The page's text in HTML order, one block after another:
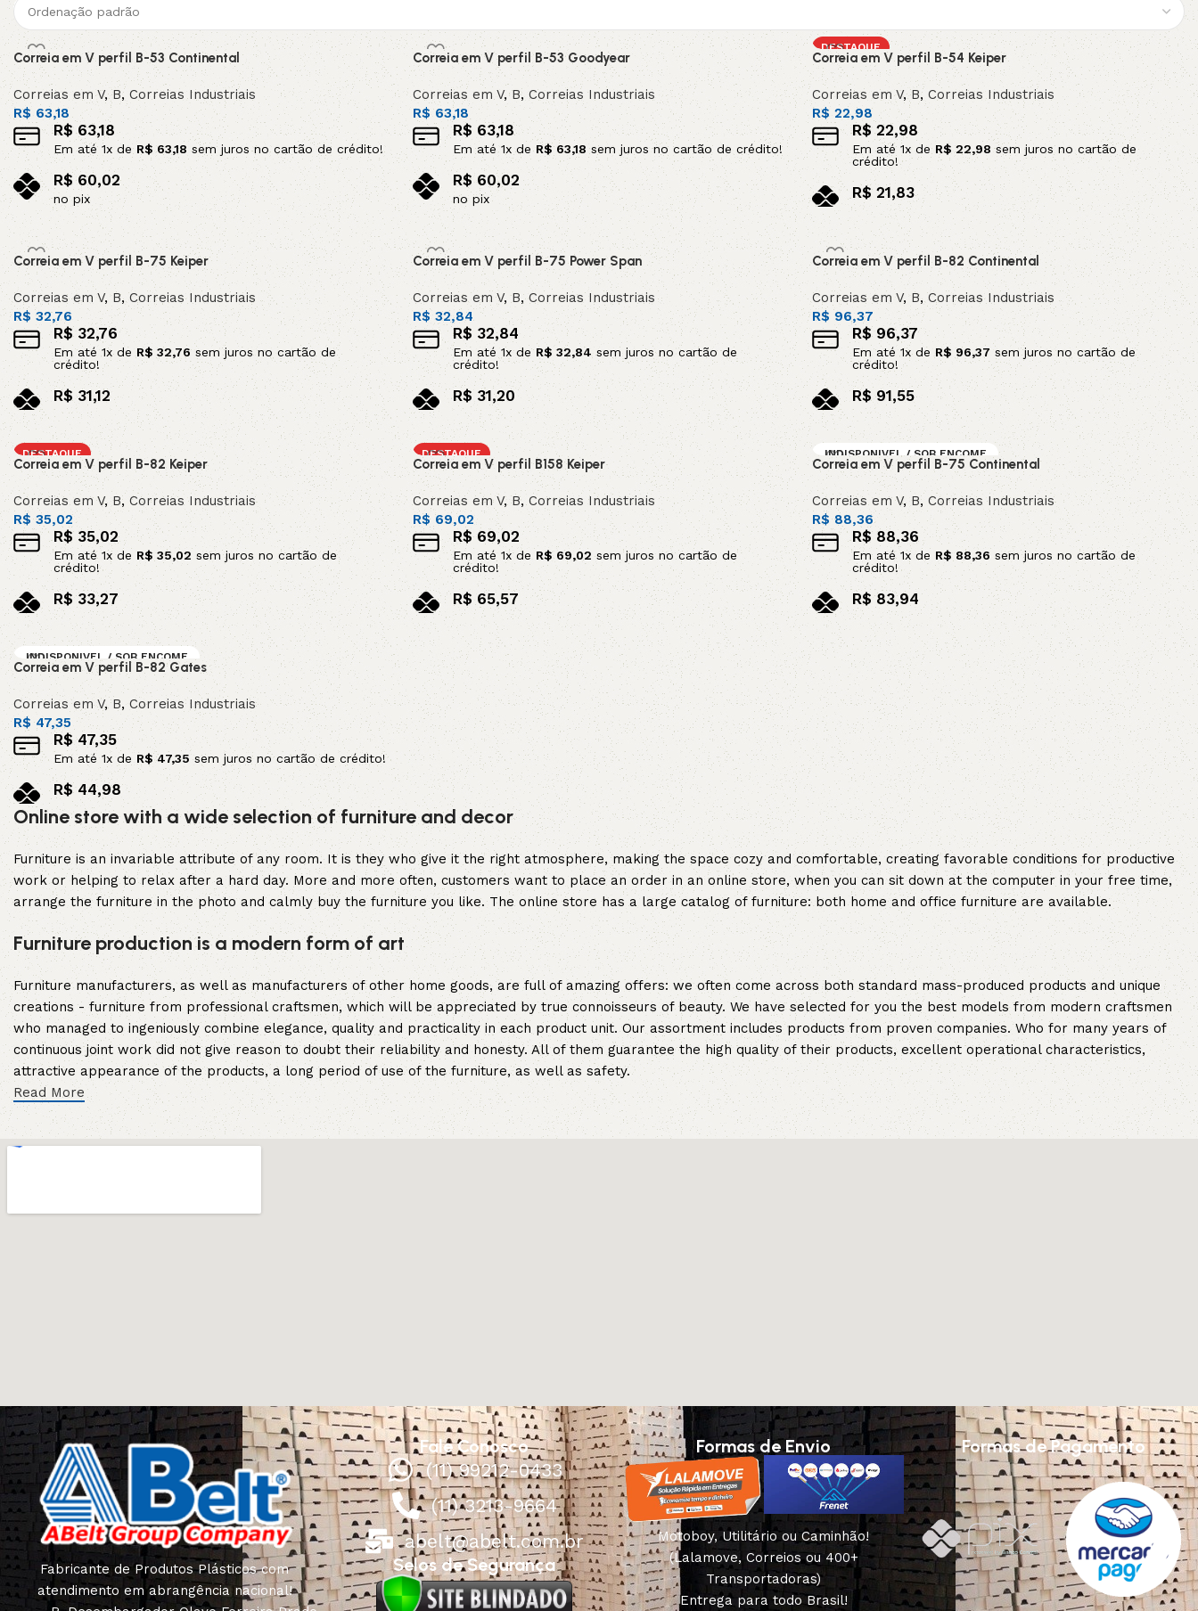
Shop Now
Correia em V perfil B-53 Continental
Correias em V,B, Correias Industriais
R$ 63,18
R$ 63,18
Em até 1x de R$ 63,18 sem juros no cartão de crédito!
R$ 60,02
no pix
Adicionar ao carrinho
Correia em V perfil B-53 Goodyear
Correias em V,B, Correias Industriais
R$ 63,18
R$ 63,18
Em até1x deR$63,18 sem juros no cartão de crédito!
R$ 60,02
no pix
Adicionar ao carrinho
DESTAQUE
Correia em V perfil B-54 Keiper
Correias em V,B, Correias Industriais
R$ 22,98
R$ 22,98
Em até 1x de R$ 22,98 sem juros no cartão de
crédito!
R$21,83
no pix
Adicionar ao carrinho
Correia em V perfil B-75 Keiper
Correias em V, B,Correias Industriais
R$ 32,76
R$32,76
Em até 1x de R$ 32,76sem juros no cartão de
crédito!
R$ 31,12
no pix
Adicionar ao carrinho
Correia em V perfil B-75 Power Span
Correias em V,B,Correias Industriais
R$ 32,84
R$ 32,84
Em até 1x deR$ 32,84 sem juros no cartão de
crédito!
R$ 31,20
no pix
Adicionar ao carrinho
Correia em V perfil B-82 Continental
Correias em V, B,Correias Industriais
R$ 96,37
R$96,37
Em até 1x de R$ 96,37 sem juros no cartão de
crédito!
R$ 91,55
no pix
Adicionar ao carrinho
DESTAQUE
Correia em V perfil B-82 Keiper
Correias em V, B, Correias Industriais
R$35,02
R$35,02
Em até 1x de R$ 35,02 sem juros no cartão de
crédito!
R$ 33,27
no pix
Adicionar ao carrinho
DESTAQUE
Correia em V perfil B158 Keiper
Correias em V,B,Correias Industriais
R$ 69,02
R$69,02
Em até 1x de R$69,02 sem juros no cartão de
crédito!
R$ 65,57
no pix
Adicionar ao carrinho
INDISPONIVEL / SOB ENCOME
NDA
Correia em V perfil B-75 Continental
Correias em V, B, Correias Industriais
R$88,36
R$88,36
Em até 1x de R$ 88,36 sem juros no cartão de
crédito!
R$ 83,94
no pix
Leia mais
INDISPONIVEL / SOB ENCOME
NDA
DESTAQUE
Correia em V perfil B-82 Gates
Correias em V,B, Correias Industriais
R$ 47,35
R$ 47,35
Em até 1x de R$47,35 sem juros no cartão de crédito!
R$44,98
no pix
Leia mais
Online store with a wide selection of furniture and decor
Furniture is an invariable attribute of any room. It is they who give it the right atmosphere, making the space cozy and comfortable, creating favorable conditions for productive
work or helping to relax after a hard day. More and more often, customers want to place an order in an online store, when you can sit down at the computer in your free time,
arrange the furniture in the photo and calmly buy the furniture you like. The online store has a large catalog of furniture: both home and office furniture are available.
Furniture production is a modern form of art
Furniture manufacturers, as well as manufacturers of other home goods, are full of amazing offers: we often come across both standard mass-produced products and unique
creations - furniture from professional craftsmen, which will be appreciated by true connoisseurs of beauty. We have selected for you the best models from modern craftsmen
who managed to ingeniously combine elegance, quality and practicality in each product unit. Our assortment includes products from proven companies. Who for many years of
continuous joint work did not give reason to doubt their reliability and honesty. All of them guarantee the high quality of their products, excellent operational characteristics,
attractive appearance of the products, a long period of use of the furniture, as well as safety.
Read More
Fabricante de Produtos Plásticos com
atendimento em abrangência nacional!
Fale Conosco
(11) 99212-0433
(11) 3213-9664
abelt@abelt.com.br
Selos de Segurança
Formas de Envio
Motoboy, Utilitário ou Caminhão!
(Lalamove, Correios ou 400+
Transportadoras)
Entrega para todo Brasil!
Formas de Pagamento